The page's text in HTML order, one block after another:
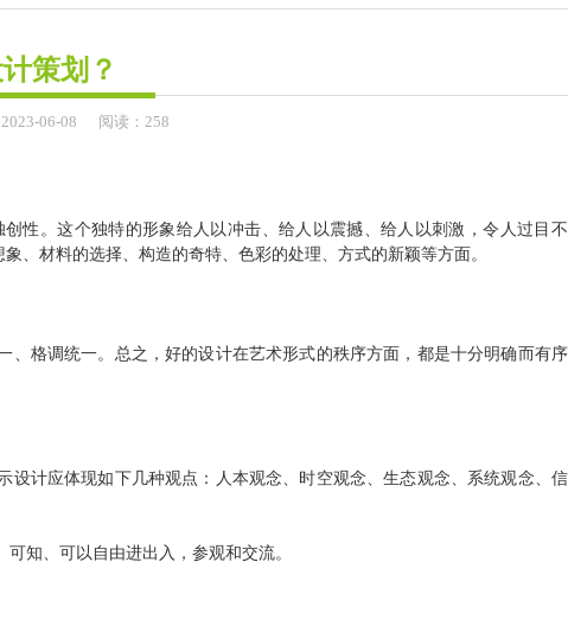
策划？
2023-06-08 阅读：258
性。这个独特的形象给人以冲击、给人以震撼、给人以刺激，令人过目不
、材料的选择、构造的奇特、色彩的处理、方式的新颖等方面。
格调统一。总之，好的设计在艺术形式的秩序方面，都是十分明确而有序
计应体现如下几种观点：人本观念、时空观念、生态观念、系统观念、信
知、可以自由进出入，参观和交流。